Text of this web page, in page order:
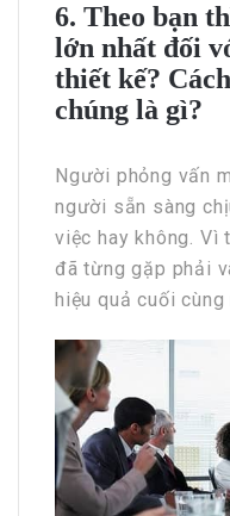
6. Theo bạn
lớn nhất đối
thiết kế?
chúng là gì?
Người phỏng vấn
người sẵn sàng
việc hay không. Vì
đã từng gặp phải
hiệu quả cuối cùng